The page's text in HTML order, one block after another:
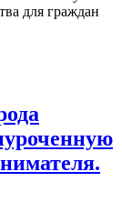
для граждан